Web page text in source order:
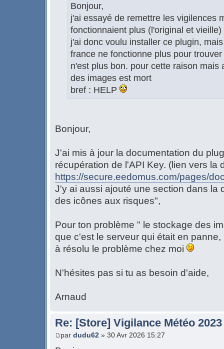
Bonjour,
j'ai essayé de remettre les vigilences
fonctionnaient plus (l'original et vieille)
j'ai donc voulu installer ce plugin,
france ne fonctionne plus pour
n'est plus bon. pour cette raison mais
des images est mort
bref : HELP
Bonjour,
J'ai mis à jour la documentation du
récupération de l'API Key. (lien vers la
https://secure.eedomus.com/pages/
J'y ai aussi ajouté une section dans la
des icônes aux risques",
Pour ton problème " le stockage des
que c'est le serveur qui était en
à résolu le problème chez moi
N'hésites pas si tu as besoin d'aide,
Arnaud
Re: [Store] Vigilance Météo 2023
par dudu62 » 30 Avr 2026 15:27